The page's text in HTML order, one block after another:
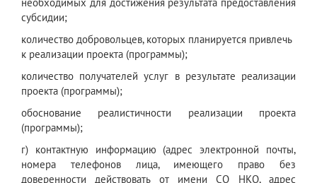
субсидии;
количество добровольцев, которых планируется привлечь
к реализации проекта (программы);
количество получателей услуг в результате реализации
проекта (программы);
обоснование реалистичности реализации проекта
(программы);
г) контактную информацию (адрес электронной почты,
номера телефонов лица, имеющего право без
доверенности действовать от имени СО НКО, адрес